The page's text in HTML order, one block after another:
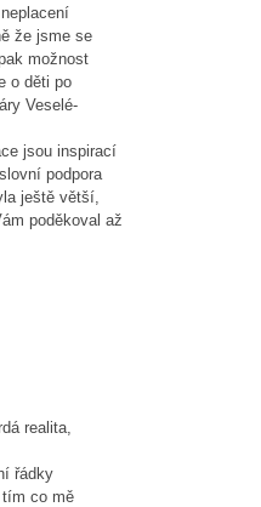
že jsme se
možnost
o děti po
Veselé-
jsou inspirací
podpora
ještě větší,
poděkoval až
realita,
řádky
co mě